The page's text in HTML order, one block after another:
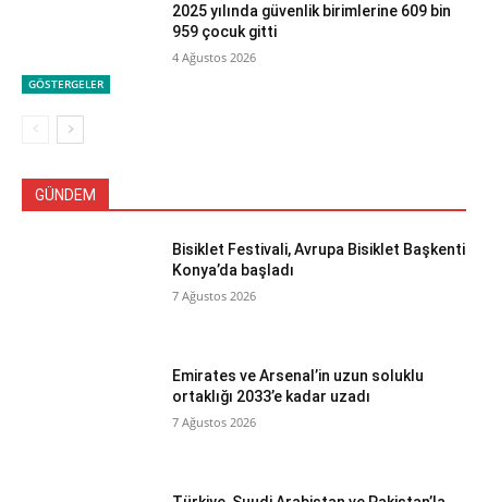
GÖSTERGELER
2025 yılında güvenlik birimlerine 609 bin
959 çocuk gitti
4 Ağustos 2026
GÜNDEM
Bisiklet Festivali, Avrupa Bisiklet Başkenti
Konya’da başladı
7 Ağustos 2026
Emirates ve Arsenal’in uzun soluklu
ortaklığı 2033’e kadar uzadı
7 Ağustos 2026